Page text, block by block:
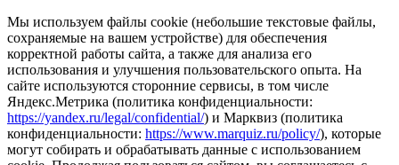
Мы используем файлы cookie (небольшие текстовые файлы,
сохраняемые на вашем устройстве) для обеспечения
корректной работы сайта, а также для анализа его
использования и улучшения пользовательского опыта. На
сайте используются сторонние сервисы, в том числе
Яндекс.Метрика (политика конфиденциальности:
https://yandex.ru/legal/confidential/) и Марквиз (политика
конфиденциальности: https://www.marquiz.ru/policy/), которые
могут собирать и обрабатывать данные с использованием